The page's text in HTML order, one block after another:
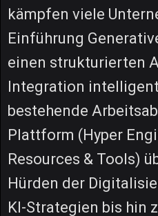
kämpfen viele
Einführung
einen strukturierten
Integration
bestehende
Plattform (Hyper
Resources & Tools)
Hürden der
KI-Strategien bis hin